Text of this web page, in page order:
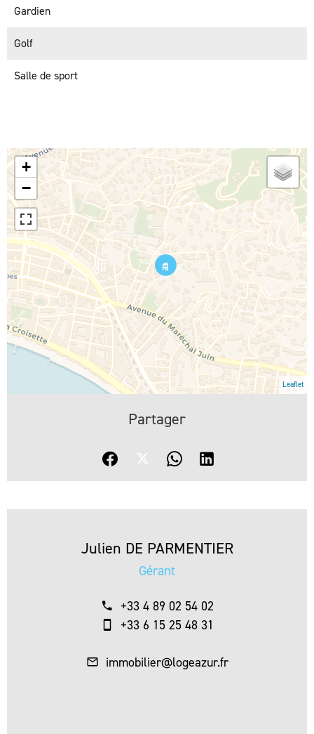
Gardien
Golf
Salle de sport
+
−
Leaflet
Partager
Julien DE PARMENTIER
Gérant
+33 4 89 02 54 02
+33 6 15 25 48 31
immobilier@logeazur.fr